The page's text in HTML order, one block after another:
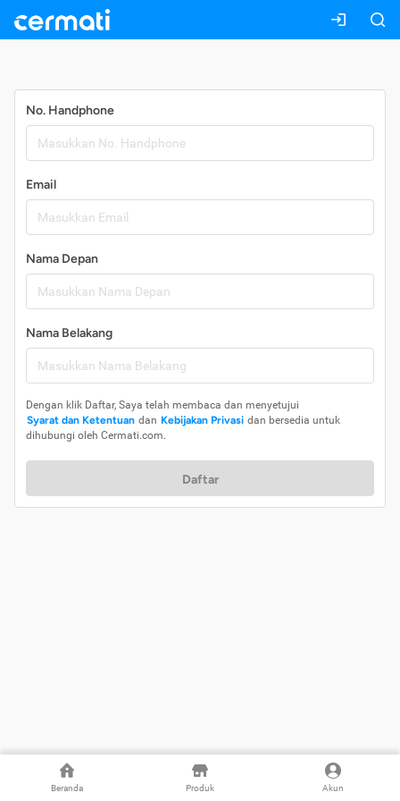
Beranda Produk Akun
No. Handphone
Email
Nama Depan
Nama Belakang
Dengan klik Daftar, Saya telah membaca dan menyetujui
Syarat dan Ketentuan dan Kebijakan Privasi dan bersedia untuk
dihubungi oleh Cermati.com.
Daftar